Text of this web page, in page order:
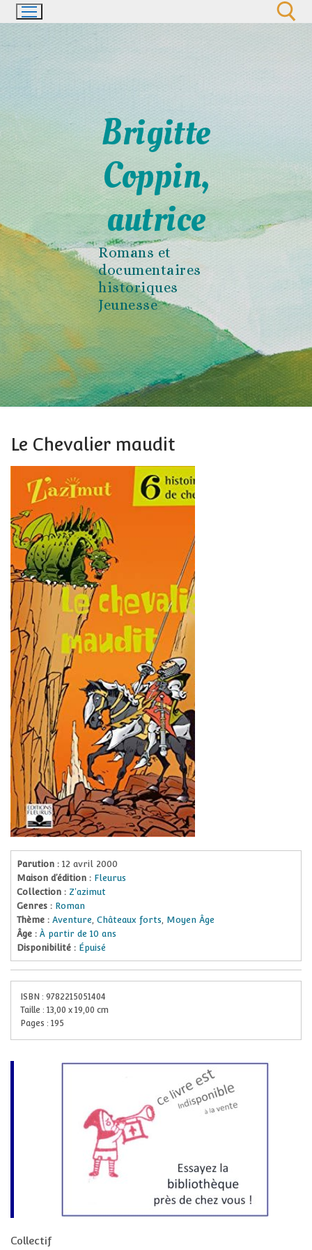
Aller
au
Brigitte
Coppin,
autrice
Romans et
documentaires
historiques
Jeunesse
Le Chevalier maudit
Parution : 12 avril 2000
Maison d’édition : Fleurus
Collection : Z'azimut
Genres : Roman
Thème :Aventure ,Châteaux forts Moyen Âge
Âge :À partir de 10 ans
Disponibilité : Épuisé
ISBN : 9782215051404
Taille : 13,00 x 19,00 cm
Pages : 195
Collectif